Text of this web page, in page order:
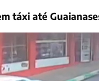
táxi até